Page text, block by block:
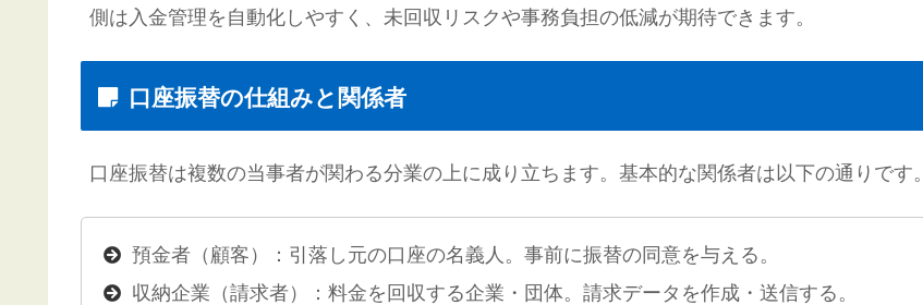
側は入金管理を自動化しやすく、未回収リスクや事務負担の低減が期待できます。
口座振替の仕組みと関係者
口座振替は複数の当事者が関わる分業の上に成り立ちます。基本的な関係者は以下の通りです。
預金者（顧客）：引落し元の口座の名義人。事前に振替の同意を与える。
収納企業（請求者）：料金を回収する企業・団体。請求データを作成・送信する。